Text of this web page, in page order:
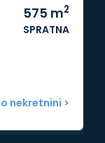
575 m2
SPRATNA
nekretnini >